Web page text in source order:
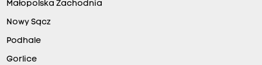
Małopolska Zachodnia
Nowy Sącz
Podhale
Gorlice